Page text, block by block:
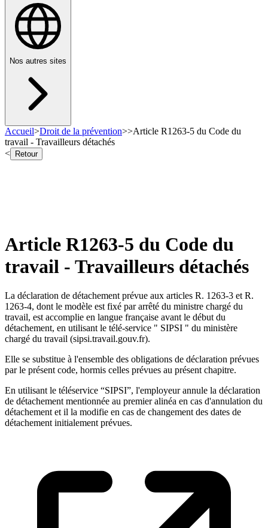
Nos autres sites
Accueil>Droit de la prévention>>Article R1263-5 du Code du
travail - Travailleurs détachés
<
Retour
Article R1263-5 du Code du
travail - Travailleurs détachés
La déclaration de détachement prévue aux articles R. 1263-3 et R.
1263-4, dont le modèle est fixé par arrêté du ministre chargé du
travail, est accomplie en langue française avant le début du
détachement, en utilisant le télé-service " SIPSI " du ministère
chargé du travail (sipsi.travail.gouv.fr).
Elle se substitue à l'ensemble des obligations de déclaration prévues
par le présent code, hormis celles prévues au présent chapitre.
En utilisant le téléservice “SIPSI”, l'employeur annule la déclaration
de détachement mentionnée au premier alinéa en cas d'annulation du
détachement et il la modifie en cas de changement des dates de
détachement initialement prévues.